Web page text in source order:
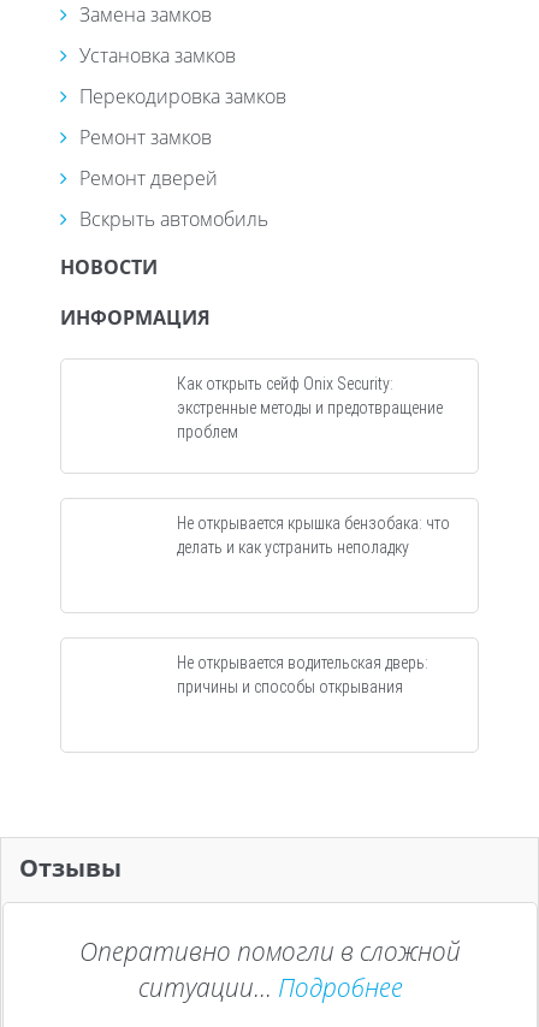
Замена замков
Установка замков
Перекодировка замков
Ремонт замков
Ремонт дверей
Вскрыть автомобиль
НОВОСТИ
ИНФОРМАЦИЯ
Как открыть сейф Onix Security:
экстренные методы и предотвращение
проблем
Не открывается крышка бензобака: что
делать и как устранить неполадку
Не открывается водительская дверь:
причины и способы открывания
Отзывы
Оперативно помогли в сложной
ситуации... Подробнее